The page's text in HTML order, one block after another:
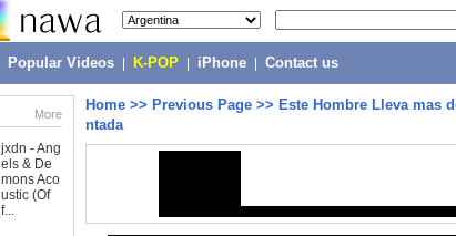
Popular Videos K-POP iPhone Contact us
More
jxdn - Ang
els & De
mons Aco
ustic (Of
f...
Home >> Previous Page >> Este Hombre Lleva mas
ntada